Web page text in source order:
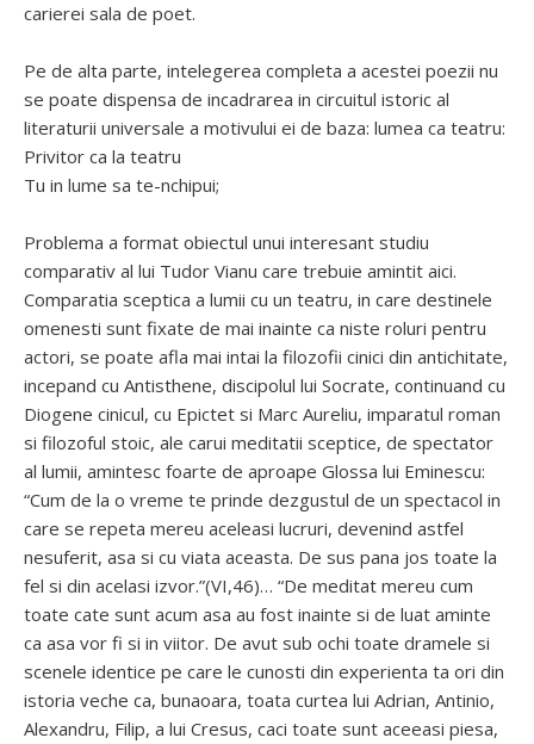
carierei sala de poet.
Pe de alta parte, intelegerea completa a acestei poezii nu
se poate dispensa de incadrarea in circuitul istoric al
literaturii universale a motivului ei de baza: lumea ca teatru:
Privitor ca la teatru
Tu in lume sa te-nchipui;
Problema a format obiectul unui interesant studiu
comparativ al lui Tudor Vianu care trebuie amintit aici.
Comparatia sceptica a lumii cu un teatru, in care destinele
omenesti sunt fixate de mai inainte ca niste roluri pentru
actori, se poate afla mai intai la filozofii cinici din antichitate,
incepand cu Antisthene, discipolul lui Socrate, continuand cu
Diogene cinicul, cu Epictet si Marc Aureliu, imparatul roman
si filozoful stoic, ale carui meditatii sceptice, de spectator
al lumii, amintesc foarte de aproape Glossa lui Eminescu:
“Cum de la o vreme te prinde dezgustul de un spectacol in
care se repeta mereu aceleasi lucruri, devenind astfel
nesuferit, asa si cu viata aceasta. De sus pana jos toate la
fel si din acelasi izvor.”(VI,46)… “De meditat mereu cum
toate cate sunt acum asa au fost inainte si de luat aminte
ca asa vor fi si in viitor. De avut sub ochi toate dramele si
scenele identice pe care le cunosti din experienta ta ori din
istoria veche ca, bunaoara, toata curtea lui Adrian, Antinio,
Alexandru, Filip, a lui Cresus, caci toate sunt aceeasi piesa,